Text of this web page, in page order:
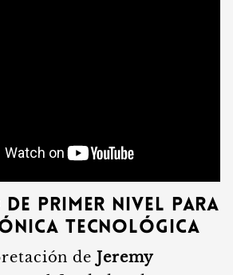
de primer nivel para
tecnológica
de Jeremy